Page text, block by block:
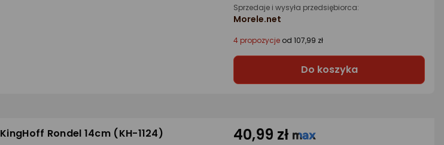
Sprzedaje i wysyła przedsiębiorca:
Morele.net
4 propozycje od 107,99 zł
Do koszyka
KingHoff Rondel 14cm (KH-1124) 40,99 zł